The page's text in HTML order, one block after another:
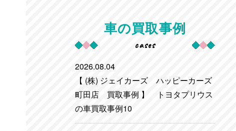
車の買取事例
cases
2026.08.04
【 (株) ジェイカーズ ハッピーカーズ
町田店 買取事例 】 トヨタプリウス
の車買取事例10